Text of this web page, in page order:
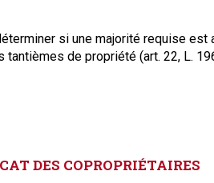
si une majorité requise est
de propriété (art. 22, L.
DES COPROPRIÉTAIRES